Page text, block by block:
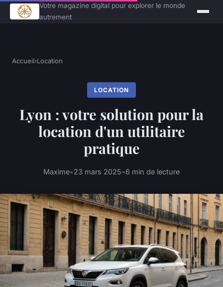
Votre magazine digital pour explorer le monde
autrement
Accueil›Location
LOCATION
Lyon : votre solution pour la
location d'un utilitaire
pratique
Maxime•23 mars 2025•6 min de lecture